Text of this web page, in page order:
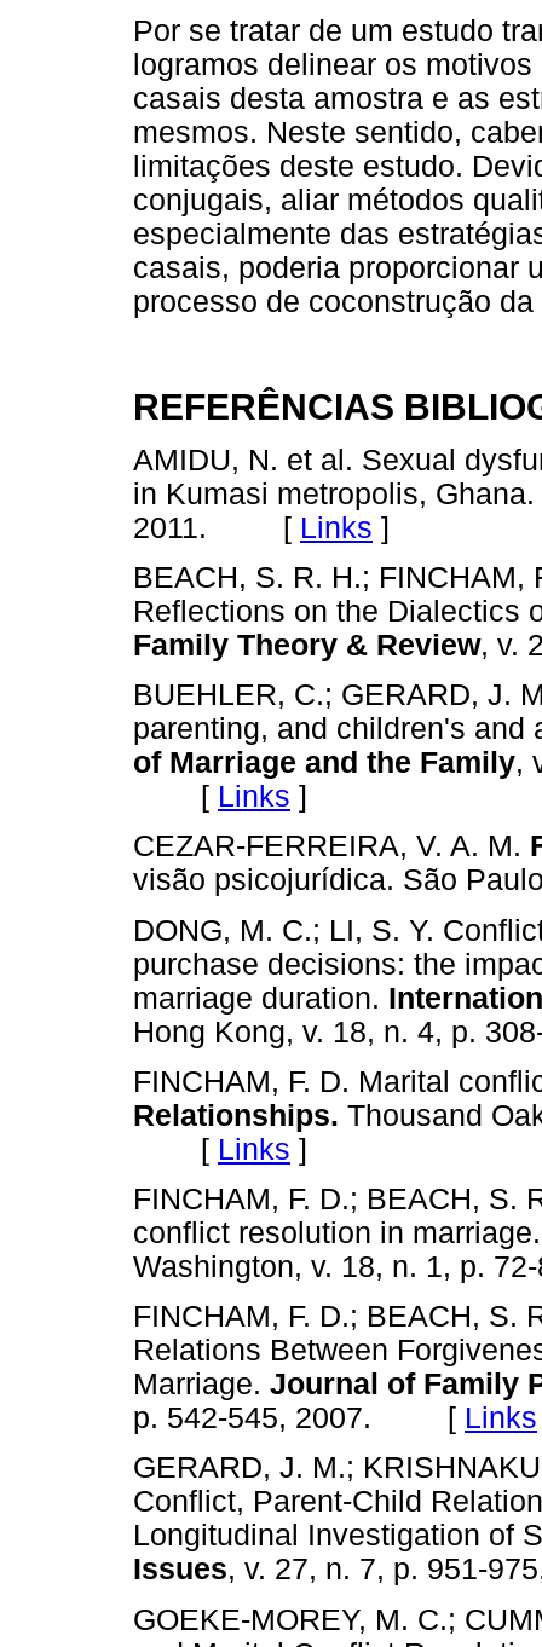
Por se tratar de um estudo
logramos delinear os
casais desta amostra e as
mesmos. Neste sentido,
limitações deste estudo.
conjugais, aliar métodos
especialmente das
casais, poderia proporcionar
processo de coconstrução
REFERÊNCIAS
AMIDU, N. et al. Sexual
in Kumasi metropolis, Ghana.
2011. [ Links ]
BEACH, S. R. H.; FINCHAM,
Reflections on the Dialectics
Family Theory & Review, v.
BUEHLER, C.; GERARD, J.
parenting, and children's
of Marriage and the Family,
[ Links ]
CEZAR-FERREIRA, V. A. M.
visão psicojurídica. São
DONG, M. C.; LI, S. Y.
purchase decisions: the
marriage duration.
Hong Kong, v. 18, n. 4, p.
FINCHAM, F. D. Marital
Relationships. Thousand
[ Links ]
FINCHAM, F. D.; BEACH, S.
conflict resolution in
Washington, v. 18, n. 1,
FINCHAM, F. D.; BEACH, S.
Relations Between
Marriage. Journal of Family
p. 542-545, 2007. [ Links
GERARD, J. M.;
Conflict, Parent-Child
Longitudinal Investigation of
Issues, v. 27, n. 7, p.
GOEKE-MOREY, M. C.;